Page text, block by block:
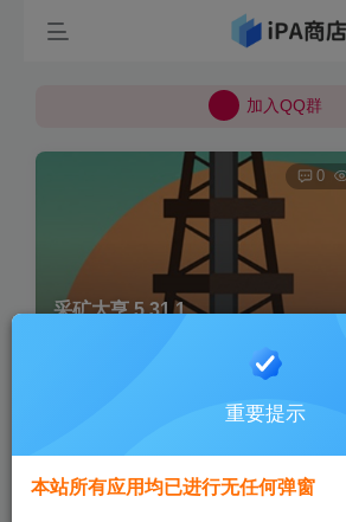
所有上传的应用 均已通过 严
加入QQ群
采矿大亨 5.31.1
0
重要提示
本站所有应用均已进行无任何弹窗